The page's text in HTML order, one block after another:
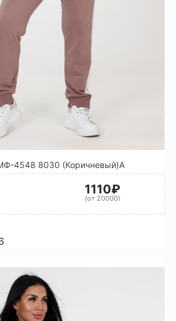
4548 8030 (Коричневый)А
1110₽
(от 20000)